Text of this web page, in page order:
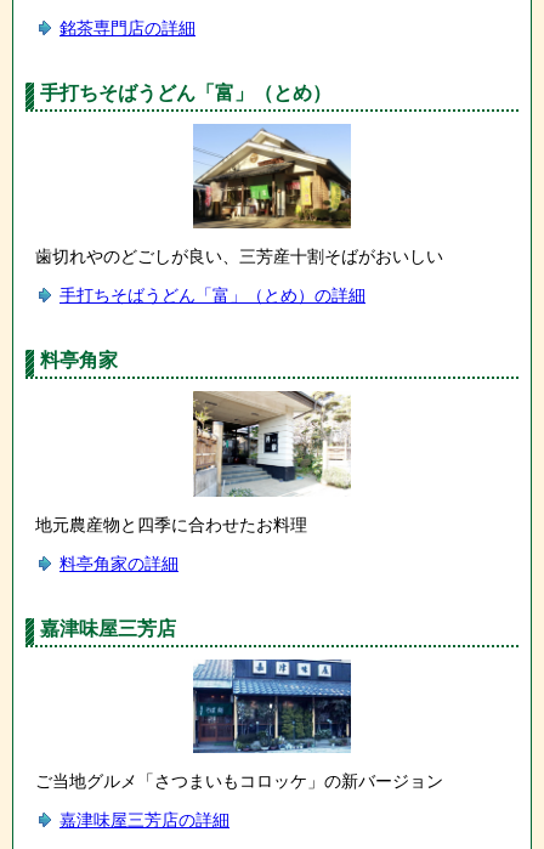
銘茶専門店の詳細
手打ちそばうどん「富」（とめ）
歯切れやのどごしが良い、三芳産十割そばがおいしい
手打ちそばうどん「富」（とめ）の詳細
料亭角家
地元農産物と四季に合わせたお料理
料亭角家の詳細
嘉津味屋三芳店
ご当地グルメ「さつまいもコロッケ」の新バージョン
嘉津味屋三芳店の詳細